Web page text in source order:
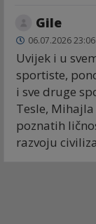
Gile
06.07.2026 23:06
Uvijek i u
sportiste,
i sve druge
Tesle,
poznatih
razvoju